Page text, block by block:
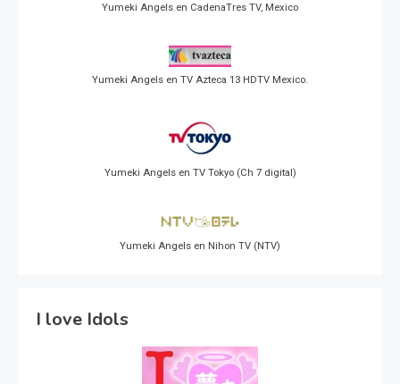
Yumeki Angels en CadenaTres TV, Mexico
Yumeki Angels en TV Azteca 13 HDTV Mexico.
Yumeki Angels en TV Tokyo (Ch 7 digital)
Yumeki Angels en Nihon TV (NTV)
I love Idols